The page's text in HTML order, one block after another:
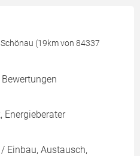
(19km von 84337
Energieberater
Einbau, Austausch,